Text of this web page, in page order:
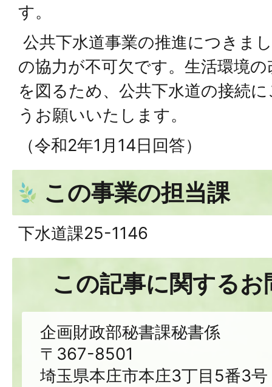
す。
公共下水道事業の推進につきま
の協力が不可欠です。生活環境
を図るため、公共下水道の接続
うお願いいたします。
（令和2年1月14日回答）
この事業の担当課
下水道課25-1146
この記事に関する
企画財政部秘書課秘書係
〒367-8501
埼玉県本庄市本庄3丁目5番3号